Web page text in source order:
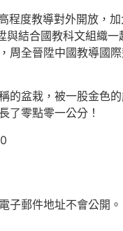
程度教導對外開放，
與結合國教科文組織一
周全晉陞中國教導國
的盆栽，被一股金色的
了零點零一公分！
子郵件地址不會公開。